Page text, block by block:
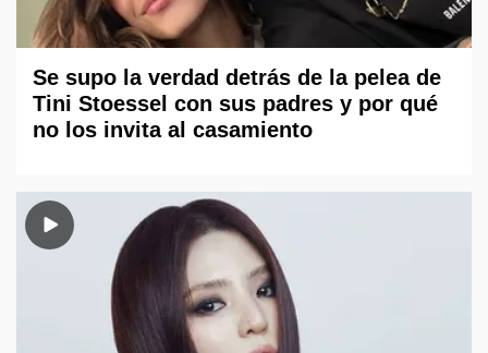
Se supo la verdad detrás de la pelea de
Tini Stoessel con sus padres y por qué
no los invita al casamiento